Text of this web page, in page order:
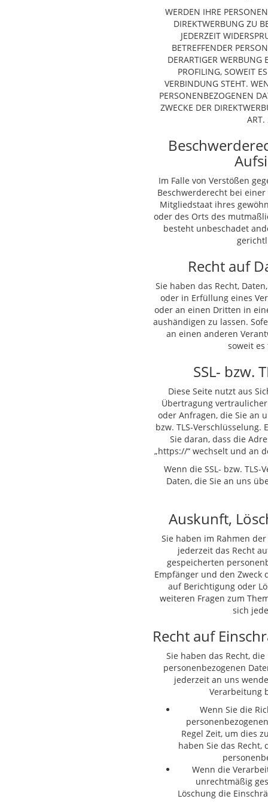
WERDEN IHRE
DIREKTWERBUNG ZU
JEDERZEIT
BETREFFENDER
DERARTIGER WERBUNG
PROFILING, SOWEIT
VERBINDUNG STEHT.
PERSONENBEZOGENEN
ZWECKE DER
ART.
Im Falle von Verstößen
Beschwerderecht bei
Mitgliedstaat ihres
oder des Orts des
besteht unbeschadet
Recht auf
Sie haben das Recht,
oder in Erfüllung eines
oder an einen Dritten in
aushändigen zu lassen.
an einen anderen
soweit
SSL- bzw.
Diese Seite nutzt aus
Übertragung
oder Anfragen, die Sie an
bzw. TLS-
Sie daran, dass die
„https://“ wechselt und an
Wenn die SSL- bzw.
Daten, die Sie an uns
Auskunft,
Sie haben im Rahmen
jederzeit das Recht
gespeicherten
Empfänger und den Zweck
auf Berichtigung oder
weiteren Fragen zum
sich
Recht auf
Sie haben das Recht,
personenbezogenen
jederzeit an uns
Verarbeitung
Wenn Sie die
Regel Zeit, um dies
haben Sie das
Wenn die
unrechtmäßig
Löschung die